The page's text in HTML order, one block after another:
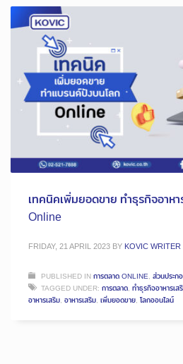
เทคนิคเพิ่มยอดขาย ทำธุรกิจอาห
Online
FRIDAY, 21 APRIL 2023 BY KOVIC WRITER
PUBLISHED INการตลาด ONLINE, ส่วนประก
TAGGED UNDER: การตลาด, ทำธุรกิจอาหารเส
อาหารเสริม, อาหารเสริม, เพิ่มยอดขาย, โลกออนไลน์